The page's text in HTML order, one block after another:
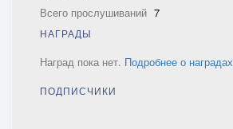
Всего прослушиваний 7
НАГРАДЫ
Наград пока нет. Подробнее о наградах
ПОДПИСЧИКИ